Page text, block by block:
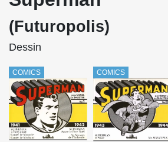
(Futuropolis)
Dessin
COMICS COMICS